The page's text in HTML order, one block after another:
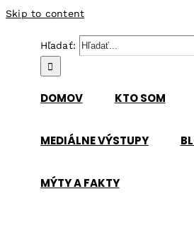
Skip to content
Hľadať:
DOMOV KTO SOM
MEDIÁLNE VÝSTUPY
MÝTY A FAKTY